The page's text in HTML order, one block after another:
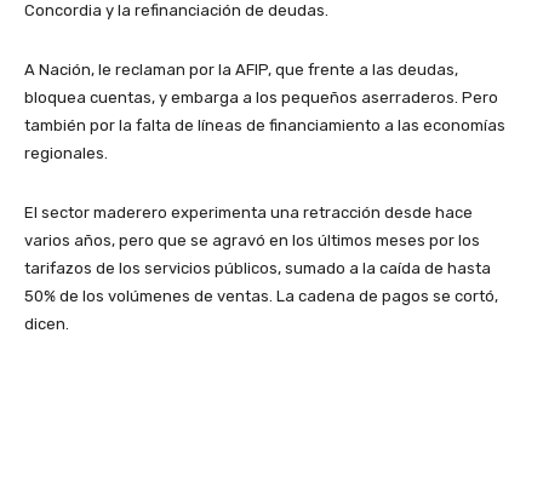
Concordia y la refinanciación de deudas.
A Nación, le reclaman por la AFIP, que frente a las deudas,
bloquea cuentas, y embarga a los pequeños aserraderos. Pero
también por la falta de líneas de financiamiento a las economías
regionales.
El sector maderero experimenta una retracción desde hace
varios años, pero que se agravó en los últimos meses por los
tarifazos de los servicios públicos, sumado a la caída de hasta
50% de los volúmenes de ventas. La cadena de pagos se cortó,
dicen.